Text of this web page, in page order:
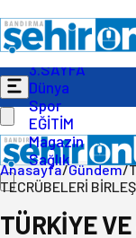
Gündem
Ekonomi
Politika
3.SAYFA
Dünya
Spor
EĞİTİM
Magazin
Sağlık
Anasayfa/Gündem/
TECRÜBELERİ
TÜRKİYE